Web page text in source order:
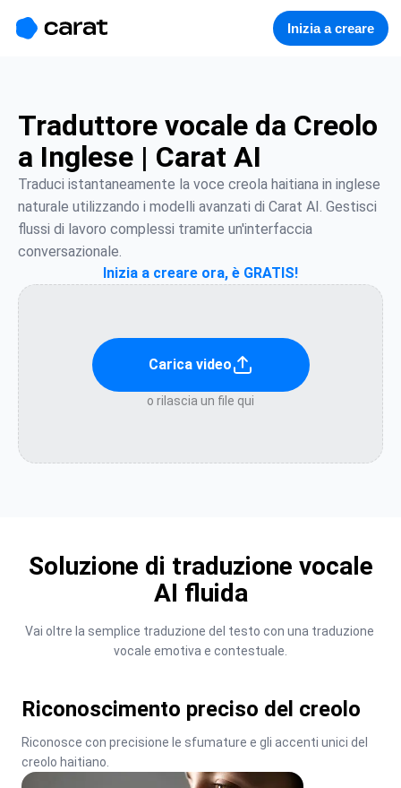
Inizia a creare
Traduttore vocale da Creolo
a Inglese | Carat AI
Traduci istantaneamente la voce creola haitiana in inglese
naturale utilizzando i modelli avanzati di Carat AI. Gestisci
flussi di lavoro complessi tramite un'interfaccia
conversazionale.
Inizia a creare ora, è GRATIS!
Carica video
o rilascia un file qui
Soluzione di traduzione vocale
AI fluida
Vai oltre la semplice traduzione del testo con una traduzione
vocale emotiva e contestuale.
Riconoscimento preciso del creolo
Riconosce con precisione le sfumature e gli accenti unici del
creolo haitiano.